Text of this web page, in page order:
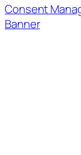
Consent
Banner